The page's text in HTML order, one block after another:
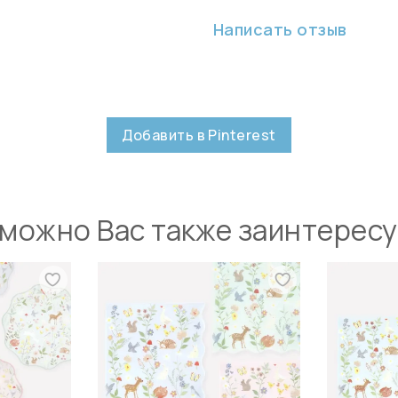
Написать отзыв
Добавить в Pinterest
Вас также